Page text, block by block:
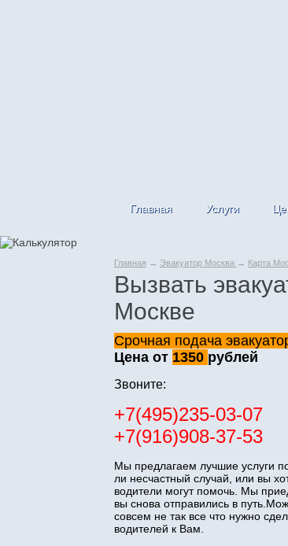
Главная Услуги
Главная → Эвакуатор Москва → Карта
Вызвать
Москве
Срочная подача
Цена от 1350 рублей
Звоните:
+7(495)235-03-07
+7(916)908-37-53
Мы предлагаем лучшие услуги
ли несчастный случай, или вы
водители могут помочь. Мы
вы снова отправились в
совсем не так все что нужно
водителей к Вам.